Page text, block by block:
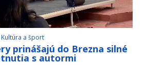
Kultúra a šport
prinášajú do Brezna silné
s autormi